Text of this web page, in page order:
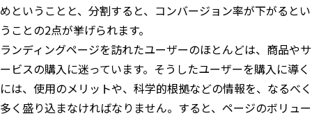
めということと、分割すると、コンバージョン率が下がるとい
うことの2点が挙げられます。
ランディングページを訪れたユーザーのほとんどは、商品やサ
ービスの購入に迷っています。そうしたユーザーを購入に導く
には、使用のメリットや、科学的根拠などの情報を、なるべく
多く盛り込まなければなりません。すると、ページのボリュー